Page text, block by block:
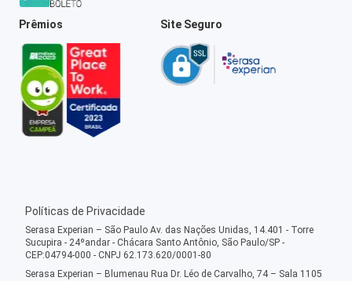
Prêmios Site Seguro
Políticas de Privacidade
Serasa Experian – São Paulo Av. das Nações Unidas, 14.401 - Torre
Sucupira - 24ºandar - Chácara Santo Antônio, São Paulo/SP -
CEP:04794-000 - CNPJ 62.173.620/0001-80
Serasa Experian – Blumenau Rua Dr. Léo de Carvalho, 74 – Sala 1105